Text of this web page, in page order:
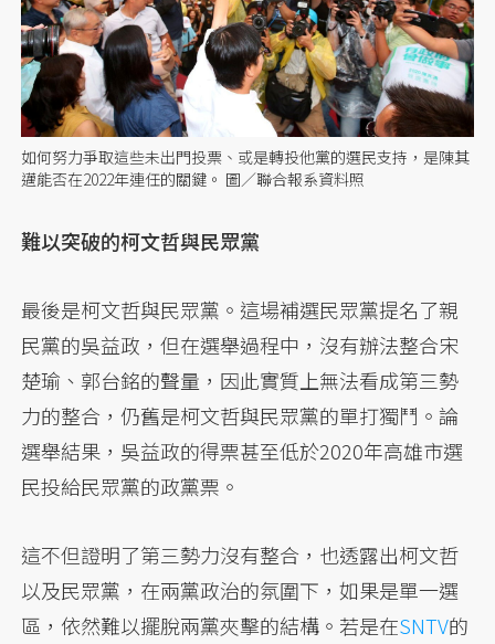
如何努力爭取這些未出門投票、或是轉投他黨的選民支持，是陳其
邁能否在2022年連任的關鍵。 圖／聯合報系資料照
難以突破的柯文哲與民眾黨
最後是柯文哲與民眾黨。這場補選民眾黨提名了親
民黨的吳益政，但在選舉過程中，沒有辦法整合宋
楚瑜、郭台銘的聲量，因此實質上無法看成第三勢
力的整合，仍舊是柯文哲與民眾黨的單打獨鬥。論
選舉結果，吳益政的得票甚至低於2020年高雄市選
民投給民眾黨的政黨票。
這不但證明了第三勢力沒有整合，也透露出柯文哲
以及民眾黨，在兩黨政治的氛圍下，如果是單一選
區，依然難以擺脫兩黨夾擊的結構。若是在SNTV的